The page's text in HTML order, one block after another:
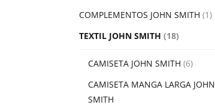
COMPLEMENTOS JOHN SMITH (1)
TEXTIL JOHN SMITH (18)
CAMISETA JOHN SMITH (6)
CAMISETA MANGA LARGA JOHN
SMITH